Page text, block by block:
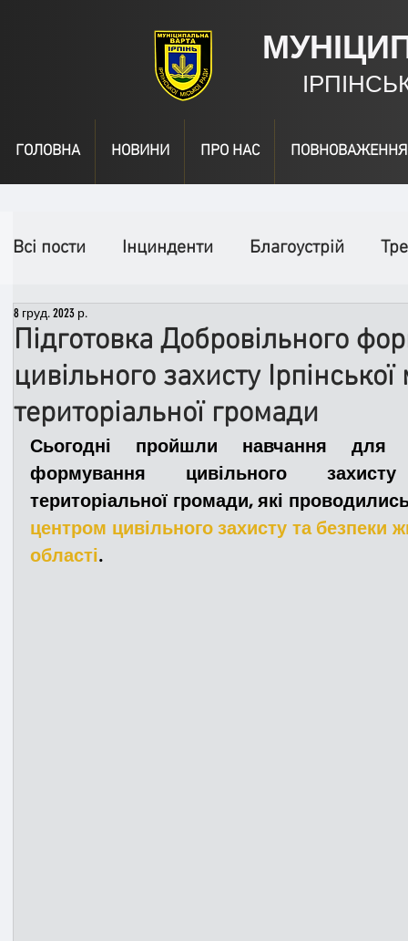
ГОЛОВНА НОВИНИ ПРО НАС ПОВНОВАЖЕННЯ
Всі пости Інцинденти Благоустрій
День народження
Надзвичайні заходи
Медицина Новини ДТП
Адмінпротокол Свята Поліція
Підготовка Добровільного
цивільного захисту Ірпінської
територіальної громади
8 груд. 2023 р.
Сьогодні пройшли навчання для
формування цивільного захисту
територіальної громади, які
центром цивільного захисту та безпеки
області.